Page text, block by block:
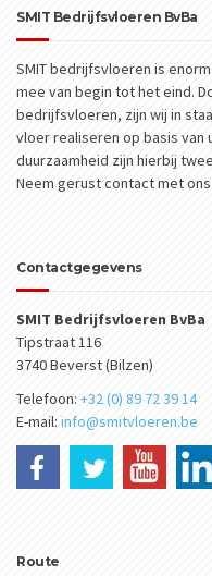
SMIT Bedrijfsvloeren BvBa
SMIT bedrijfsvloeren is
mee van begin tot het eind.
bedrijfsvloeren, zijn wij in
vloer realiseren op basis van
duurzaamheid zijn hierbij
Neem gerust contact met
Contactgegevens
SMIT Bedrijfsvloeren BvBa
Tipstraat 116
3740 Beverst (Bilzen)
Telefoon: +32 (0) 89 72 39 14
E-mail: info@smitvloeren.be
Route